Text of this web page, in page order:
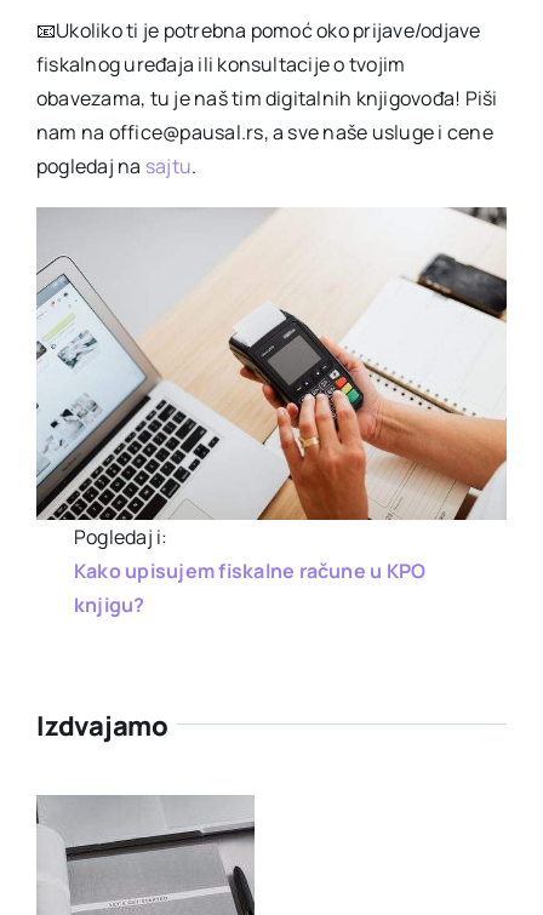
📧Ukoliko ti je potrebna pomoć oko prijave/odjave
fiskalnog uređaja ili konsultacije o tvojim
obavezama, tu je naš tim digitalnih knjigovođa! Piši
nam na office@pausal.rs, a sve naše usluge i cene
pogledaj na sajtu.
Pogledaj i:
Kako upisujem fiskalne račune u KPO
knjigu?
Izdvajamo